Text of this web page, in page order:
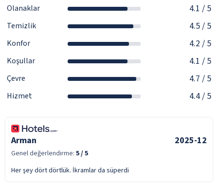
Olanaklar 4.1 / 5
Temizlik 4.5/ 5
Konfor 4.2 / 5
Koşullar 4.1 / 5
Çevre 4.7 / 5
Hizmet 4.4/ 5
Arman 2025-12
Genel değerlendirme: 5/ 5
Her şey dört dörtlük. İkramlar da süperdi